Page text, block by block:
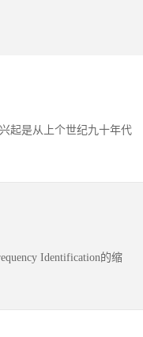
是从上个世纪九十年代
Identification的缩